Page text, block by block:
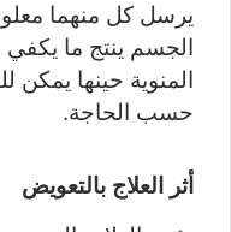
يرسل كل منهما
الجسم ينتج ما يكفي
المنوية حينها يمكن
حسب الحاجة.
أثر العلاج بالتعويض